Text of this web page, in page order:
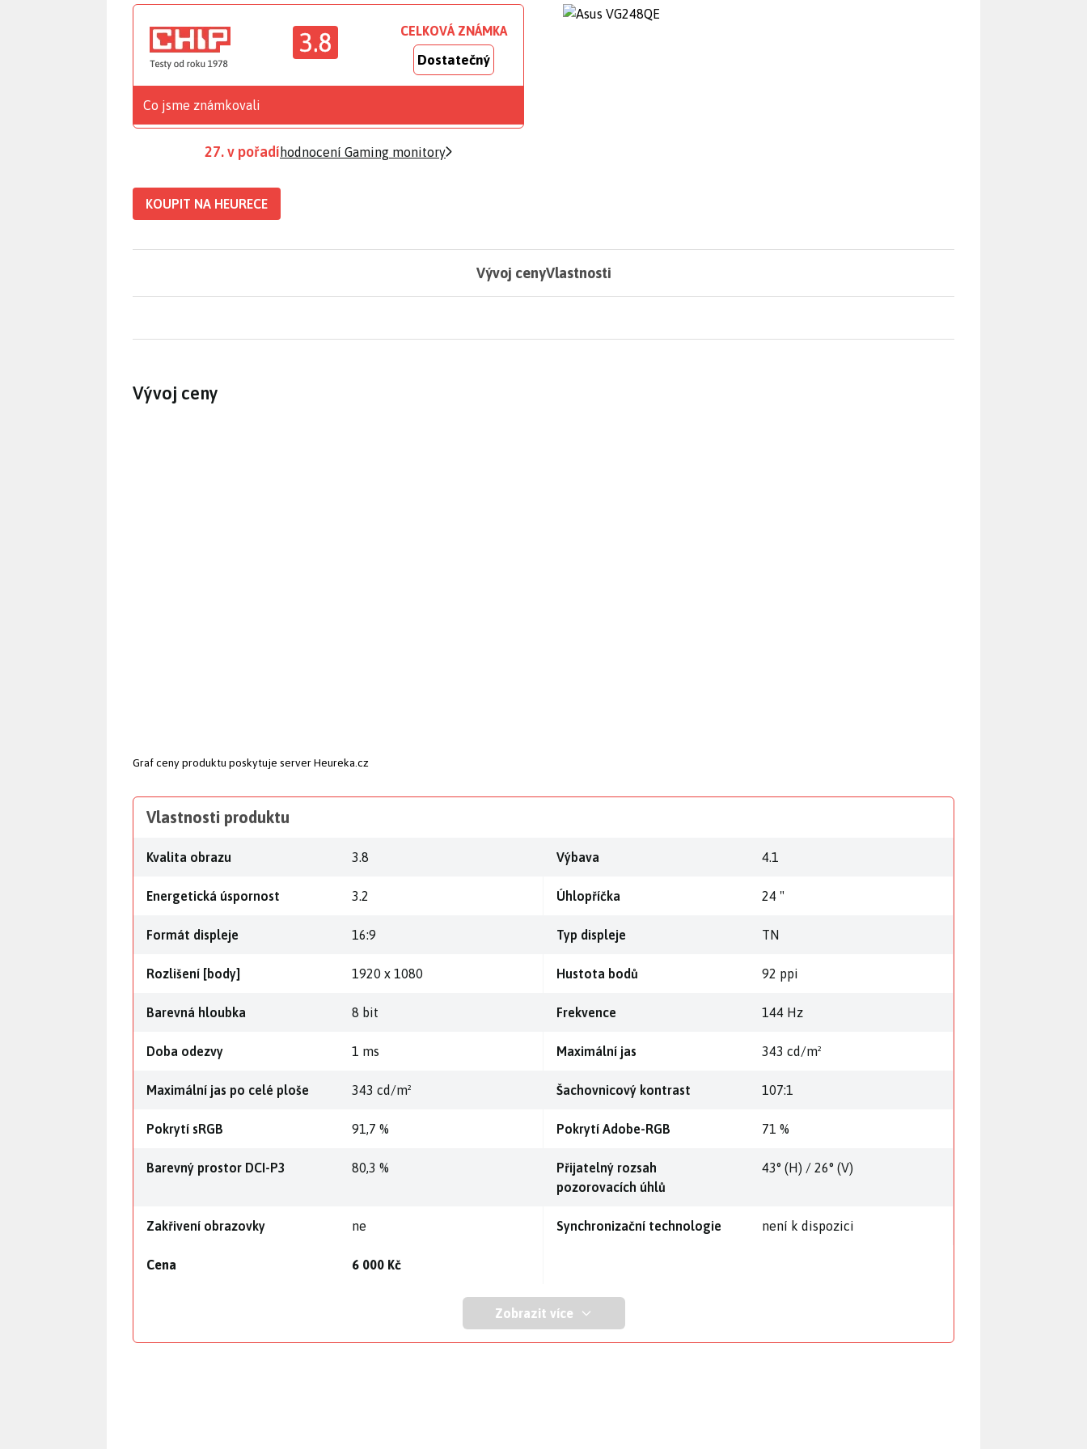
3.8 CELKOVÁ ZNÁMKA
Dostatečný
Co jsme známkovali
27. v pořadí hodnocení Gaming monitory
KOUPIT NA HEURECE
Vývoj cenyVlastnosti
Vývoj ceny
Graf ceny produktu poskytuje server Heureka.cz
Vlastnosti produktu
Kvalita obrazu 3.8 Výbava 4.1
Energetická úspornost 3.2 Úhlopříčka 24 "
Formát displeje 16:9 Typ displeje TN
Rozlišení [body] 1920 x 1080 Hustota bodů 92 ppi
Barevná hloubka 8 bit Frekvence 144 Hz
Doba odezvy 1 ms Maximální jas 343 cd/m²
Maximální jas po celé ploše 343 cd/m² Šachovnicový kontrast 107:1
Pokrytí sRGB 91,7 % Pokrytí Adobe-RGB 71 %
Barevný prostor DCI-P3 80,3 %
Přijatelný rozsah
pozorovacích úhlů
43° (H) / 26° (V)
Zakřivení obrazovky ne Synchronizační technologie není k dispozici
Cena 6 000 Kč
Zobrazit více